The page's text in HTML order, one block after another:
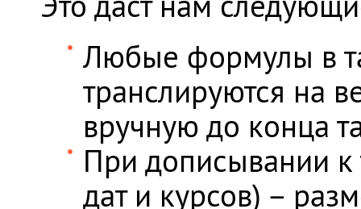
Любые формулы в
транслируются на
вручную до конца
При дописывании
дат и курсов) –